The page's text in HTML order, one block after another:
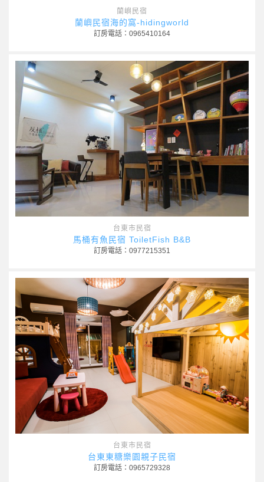
蘭嶼民宿
蘭嶼民宿海的窩-hidingworld
訂房電話：0965410164
台東市民宿
馬桶有魚民宿 ToiletFish B&B
訂房電話：0977215351
台東市民宿
台東東糖樂園親子民宿
訂房電話：0965729328